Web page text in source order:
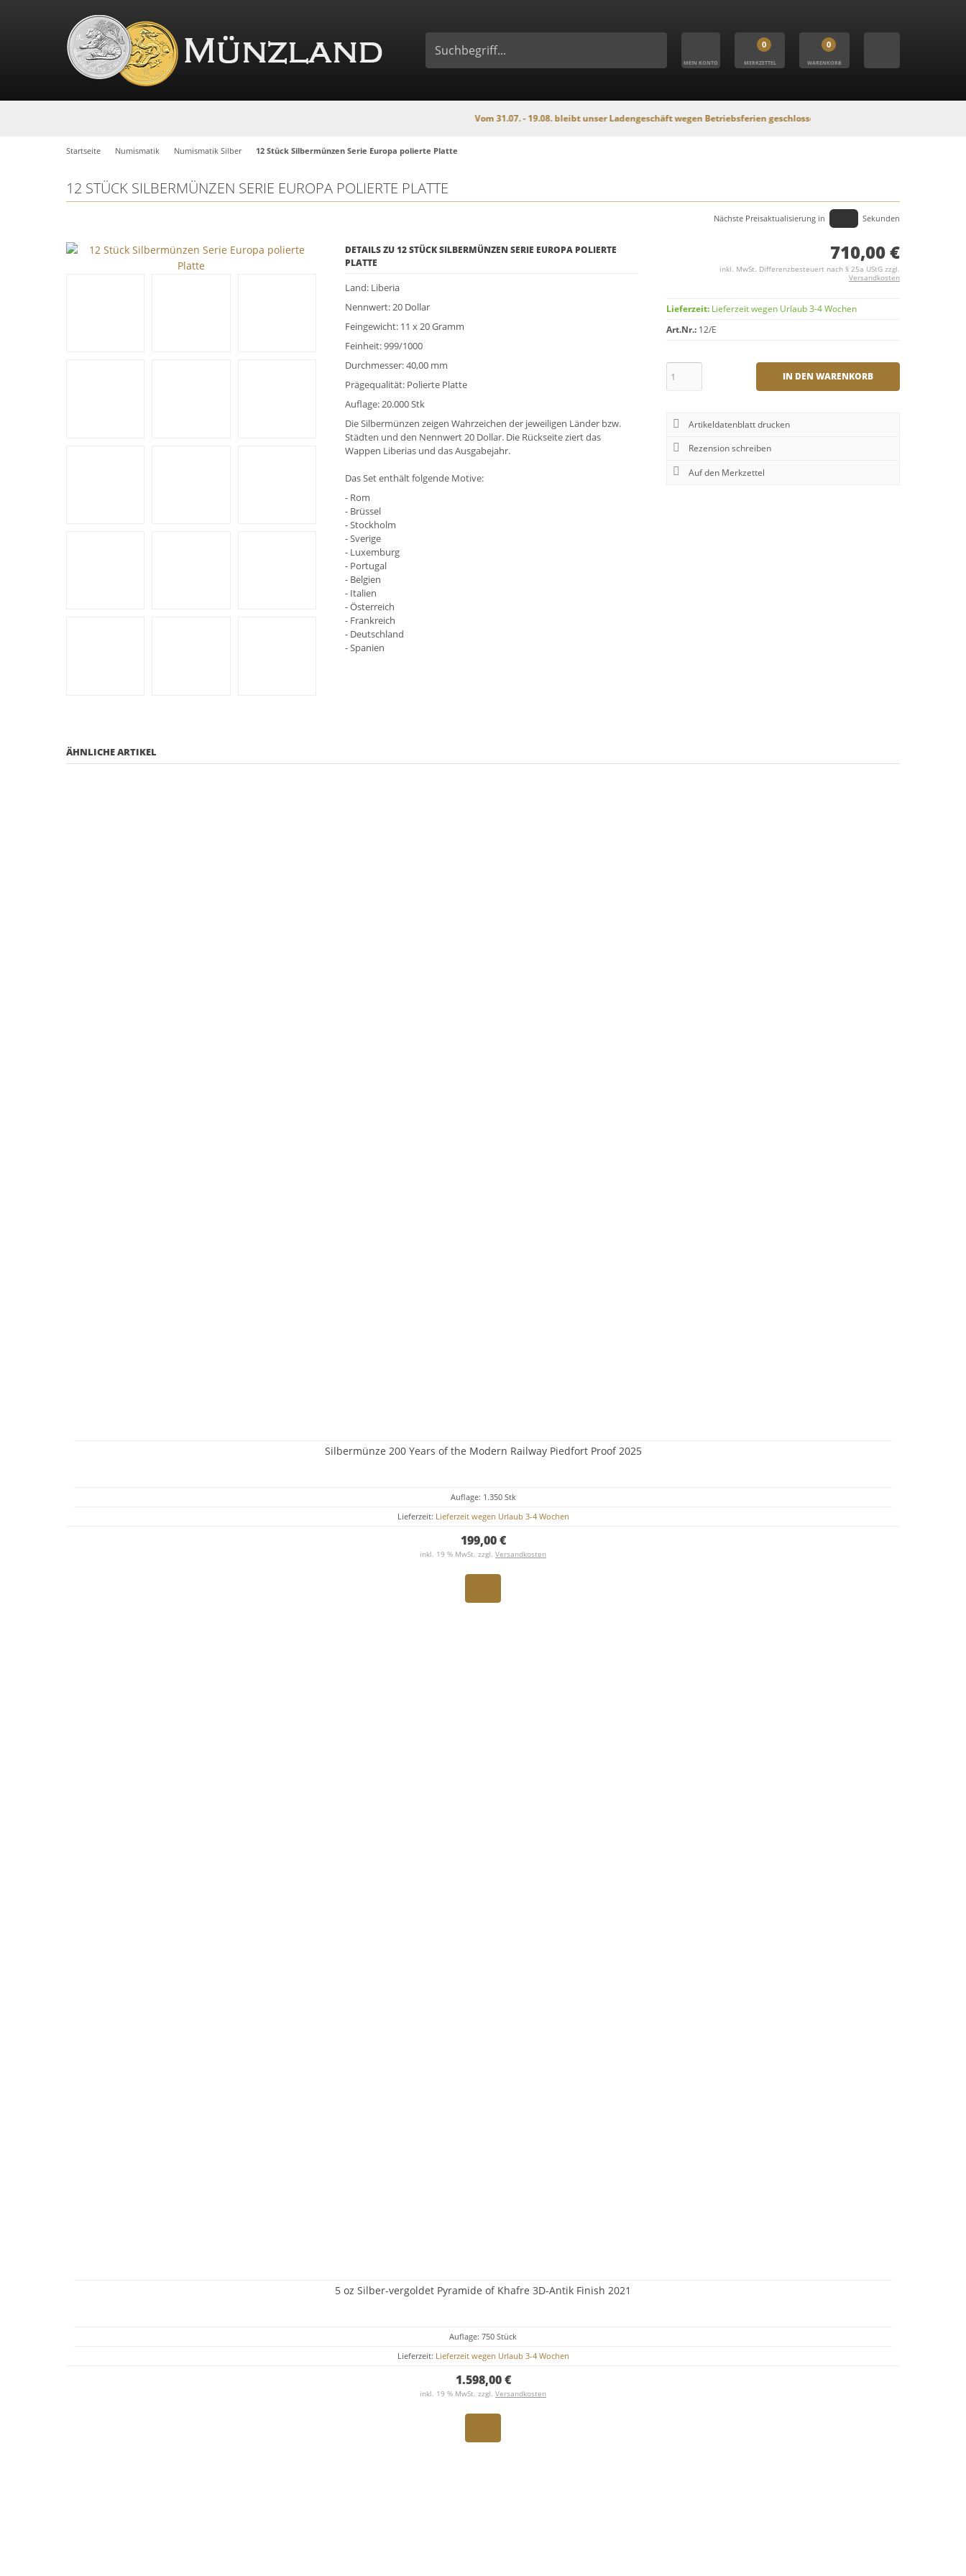
MEIN KONTO
0
MERKZETTEL
0
WARENKORB
Vom 31.07. - 19.08. bleibt unser Ladengeschäft wegen Betriebsferien geschlossen. In dieser Zeit findet kein Versand statt,
Startseite Numismatik Numismatik Silber 12 Stück Silbermünzen Serie Europa polierte Platte
12 STÜCK SILBERMÜNZEN SERIE EUROPA POLIERTE PLATTE
Nächste Preisaktualisierung in Sekunden
DETAILS ZU 12 STÜCK SILBERMÜNZEN SERIE EUROPA POLIERTE
PLATTE
Land: Liberia
Nennwert: 20 Dollar
Feingewicht: 11 x 20 Gramm
Feinheit: 999/1000
Durchmesser: 40,00 mm
Prägequalität: Polierte Platte
Auflage: 20.000 Stk
Die Silbermünzen zeigen Wahrzeichen der jeweiligen Länder bzw.
Städten und den Nennwert 20 Dollar. Die Rückseite ziert das
Wappen Liberias und das Ausgabejahr.
Das Set enthält folgende Motive:
- Rom
- Brüssel
- Stockholm
- Sverige
- Luxemburg
- Portugal
- Belgien
- Italien
- Österreich
- Frankreich
- Deutschland
- Spanien
710,00 €
inkl. MwSt. Differenzbesteuert nach § 25a UStG zzgl.
Versandkosten
Lieferzeit: Lieferzeit wegen Urlaub 3-4 Wochen
Art.Nr.: 12/E
IN DEN WARENKORB
Artikeldatenblatt drucken
Rezension schreiben
ÄHNLICHE ARTIKEL
Silbermünze 200 Years of the Modern Railway Piedfort Proof 2025
Auflage: 1.350 Stk
Lieferzeit: Lieferzeit wegen Urlaub 3-4 Wochen
199,00 €
inkl. 19 % MwSt. zzgl. Versandkosten
5 oz Silber-vergoldet Pyramide of Khafre 3D-Antik Finish 2021
Auflage: 750 Stück
Lieferzeit: Lieferzeit wegen Urlaub 3-4 Wochen
1.598,00 €
inkl. 19 % MwSt. zzgl. Versandkosten